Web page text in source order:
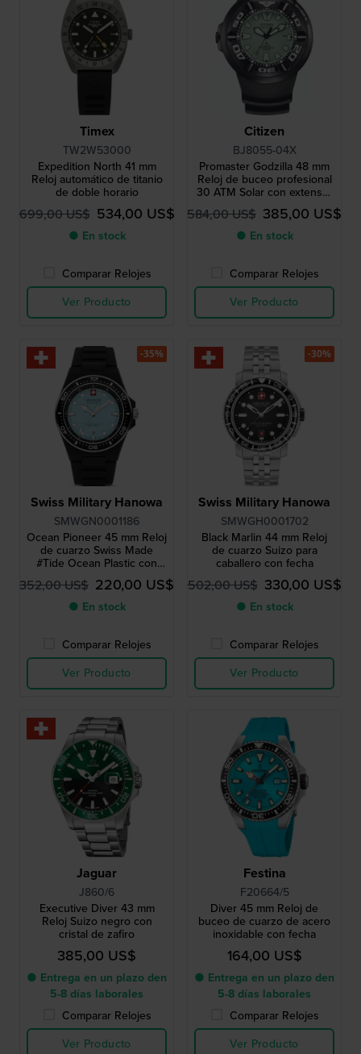
Timex
TW2W53000
Expedition North 41 mm
Reloj automático de titanio
de doble horario
699,00 US$ 534,00 US$
● En stock
Comparar Relojes
Ver Producto
Citizen
BJ8055-04X
Promaster Godzilla 48 mm
Reloj de buceo profesional
30 ATM Solar con extensor
de correa
584,00 US$ 385,00 US$
● En stock
Comparar Relojes
Ver Producto
Swiss Military Hanowa
SMWGN0001186
Ocean Pioneer 45 mm Reloj
de cuarzo Swiss Made
#Tide Ocean Plastic con
fecha
352,00 US$ 220,00 US$
● En stock
Comparar Relojes
Ver Producto
-35%
Swiss Military Hanowa
SMWGH0001702
Black Marlin 44 mm Reloj
de cuarzo Suizo para
caballero con fecha
502,00 US$ 330,00 US$
● En stock
Comparar Relojes
Ver Producto
-30%
Jaguar
J860/6
Executive Diver 43 mm
Reloj Suizo negro con
cristal de zafiro
385,00 US$
● Entrega en un plazo den
5-8 días laborales
Comparar Relojes
Ver Producto
Festina
F20664/5
Diver 45 mm Reloj de
buceo de cuarzo de acero
inoxidable con fecha
164,00 US$
● Entrega en un plazo den
5-8 días laborales
Comparar Relojes
Ver Producto